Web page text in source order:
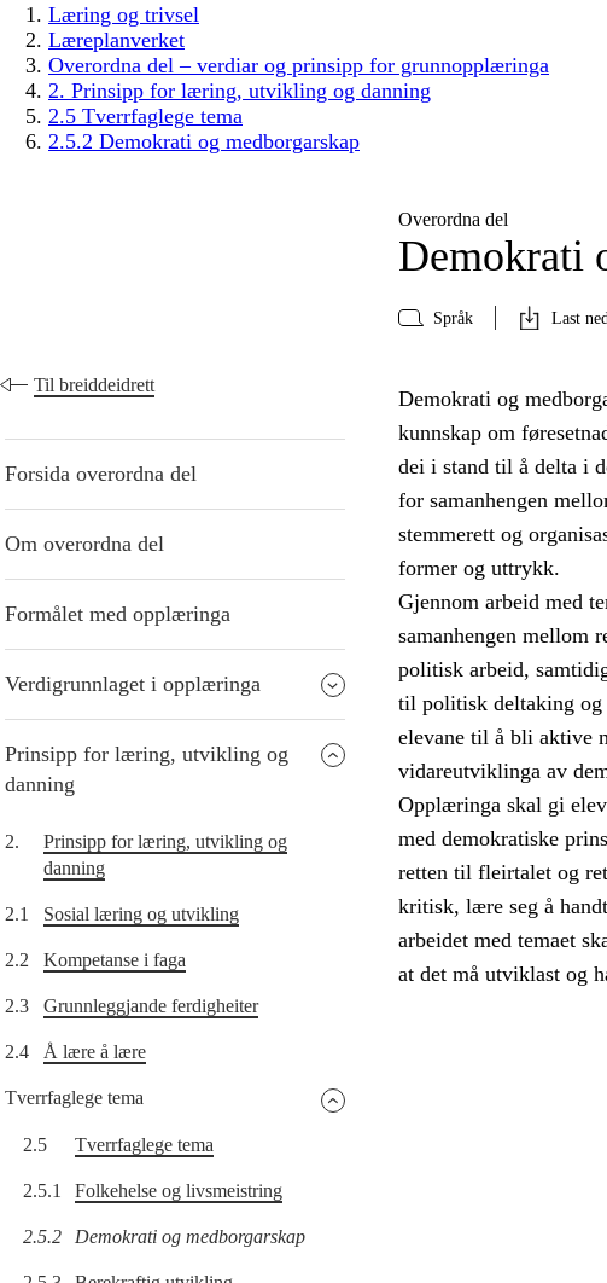
Læring og trivsel
Læreplanverket
Overordna del – verdiar og prinsipp for grunnopplæringa
2. Prinsipp for læring, utvikling og danning
2.5 Tverrfaglege tema
2.5.2 Demokrati og medborgarskap
Overordna del
Demokrati
Språk Last ned
Til breiddeidrett
Forsida overordna del
Om overordna del
Formålet med opplæringa
Verdigrunnlaget i opplæringa
Prinsipp for læring, utvikling og
danning
2.
Prinsipp for læring, utvikling og
danning
2.1 Sosial læring og utvikling
2.2 Kompetanse i faga
2.3 Grunnleggjande ferdigheiter
2.4 Å lære å lære
Tverrfaglege tema
2.5 Tverrfaglege tema
2.5.1 Folkehelse og livsmeistring
2.5.2 Demokrati og medborgarskap
Demokrati og
kunnskap om
dei i stand til å delta i
for samanhengen
stemmerett og
former og uttrykk.
Gjennom arbeid med
samanhengen mellom
politisk arbeid,
til politisk deltaking og
elevane til å bli aktive
vidareutviklinga av
Opplæringa skal gi
med demokratiske
retten til fleirtalet og
kritisk, lære seg å
arbeidet med temaet
at det må utviklast og